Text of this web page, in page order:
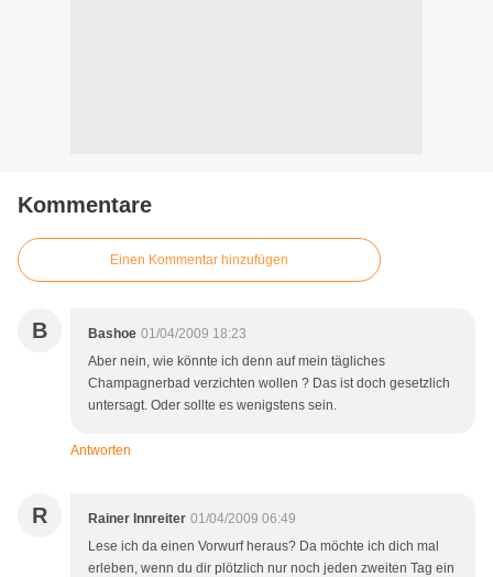
Kommentare
Einen Kommentar hinzufügen
B Bashoe 01/04/2009 18:23
Aber nein, wie könnte ich denn auf mein tägliches
Champagnerbad verzichten wollen ? Das ist doch gesetzlich
untersagt. Oder sollte es wenigstens sein.
Antworten
R Rainer Innreiter 01/04/2009 06:49
Lese ich da einen Vorwurf heraus? Da möchte ich dich mal
erleben, wenn du dir plötzlich nur noch jeden zweiten Tag ein